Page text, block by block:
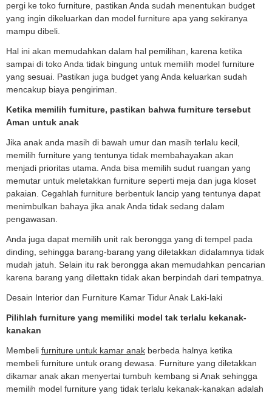
pergi ke toko furniture, pastikan Anda sudah menentukan budget
yang ingin dikeluarkan dan model furniture apa yang sekiranya
mampu dibeli.
Hal ini akan memudahkan dalam hal pemilihan, karena ketika
sampai di toko Anda tidak bingung untuk memilih model furniture
yang sesuai. Pastikan juga budget yang Anda keluarkan sudah
mencakup biaya pengiriman.
Ketika memilih furniture, pastikan bahwa furniture tersebut
Aman untuk anak
Jika anak anda masih di bawah umur dan masih terlalu kecil,
memilih furniture yang tentunya tidak membahayakan akan
menjadi prioritas utama. Anda bisa memilih sudut ruangan yang
memutar untuk meletakkan furniture seperti meja dan juga kloset
pakaian. Cegahlah furniture berbentuk lancip yang tentunya dapat
menimbulkan bahaya jika anak Anda tidak sedang dalam
pengawasan.
Anda juga dapat memilih unit rak berongga yang di tempel pada
dinding, sehingga barang-barang yang diletakkan didalamnya tidak
mudah jatuh. Selain itu rak berongga akan memudahkan pencarian
karena barang yang dilettakn tidak akan berpindah dari tempatnya.
Desain Interior dan Furniture Kamar Tidur Anak Laki-laki
Pilihlah furniture yang memiliki model tak terlalu kekanak-
kanakan
Membeli furniture untuk kamar anak berbeda halnya ketika
membeli furniture untuk orang dewasa. Furniture yang diletakkan
dikamar anak akan menyertai tumbuh kembang si Anak sehingga
memilih model furniture yang tidak terlalu kekanak-kanakan adalah